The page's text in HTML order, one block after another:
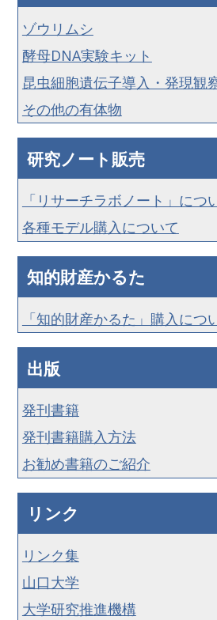
ゾウリムシ
酵母DNA実験キット
昆虫細胞遺伝子導入・発現観
その他の有体物
研究ノート販売
「リサーチラボノート」につ
各種モデル購入について
知的財産かるた
「知的財産かるた」購入につ
出版
発刊書籍
発刊書籍購入方法
お勧め書籍のご紹介
リンク
リンク集
山口大学
大学研究推進機構